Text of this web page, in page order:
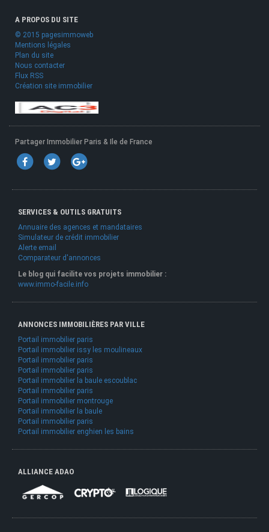
A PROPOS DU SITE
© 2015 pagesimmoweb
Mentions légales
Plan du site
Nous contacter
Flux RSS
Création site immobilier
Partager Immobilier Paris & Ile de France
SERVICES & OUTILS GRATUITS
Annuaire des agences et mandataires
Simulateur de crédit immobilier
Alerte email
Comparateur d'annonces
Le blog qui facilite vos projets immobilier :
www.immo-facile.info
ANNONCES IMMOBILIÈRES PAR VILLE
Portail immobilier paris
Portail immobilier issy les moulineaux
Portail immobilier paris
Portail immobilier paris
Portail immobilier la baule escoublac
Portail immobilier paris
Portail immobilier montrouge
Portail immobilier la baule
Portail immobilier paris
Portail immobilier enghien les bains
ALLIANCE ADAO